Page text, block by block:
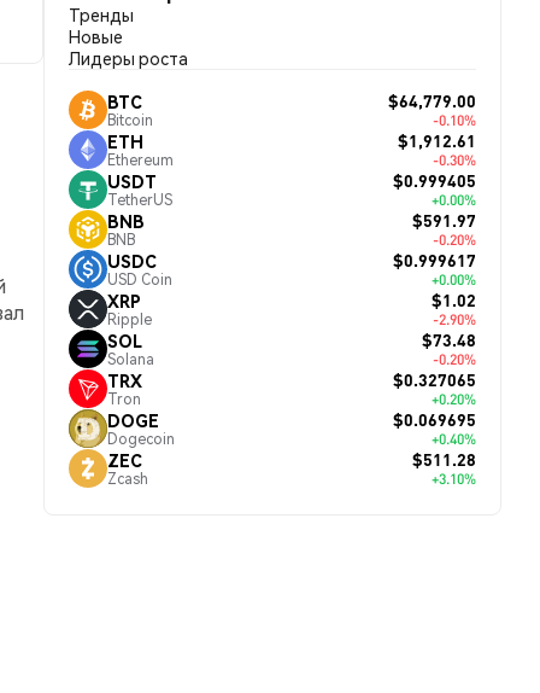
Тренды
Новые
Лидеры роста
BTC
Bitcoin
$64,779.00
-0.10%
ETH
Ethereum
$1,912.61
-0.30%
USDT
TetherUS
$0.999405
+0.00%
BNB
BNB
$591.97
-0.20%
USDC
USD Coin
$0.999617
+0.00%
XRP
Ripple
$1.02
-2.90%
SOL
Solana
$73.48
-0.20%
TRX
Tron
$0.327065
+0.20%
DOGE
Dogecoin
$0.069695
+0.40%
ZEC
Zcash
$511.28
+3.10%